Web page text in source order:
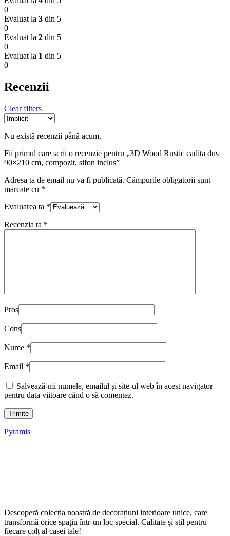
0
Evaluat la 3 din 5
0
Evaluat la 2 din 5
0
Evaluat la 1 din 5
0
Recenzii
Clear filters
Nu există recenzii până acum.
Fii primul care scrii o recenzie pentru „3D Wood Rustic cadita dus
90×210 cm, compozit, sifon inclus”
Adresa ta de email nu va fi publicată. Câmpurile obligatorii sunt
marcate cu *
Evaluarea ta *
Recenzia ta *
Pros
Cons
Nume *
Email *
Salvează-mi numele, emailul și site-ul web în acest navigator
pentru data viitoare când o să comentez.
Pyramis
Descoperă colecția noastră de decorațiuni interioare unice, care
transformă orice spațiu într-un loc special. Calitate și stil pentru
fiecare colț al casei tale!